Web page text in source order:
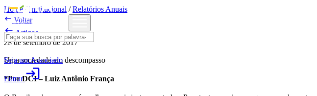
Seja um Associado
Entrarlogin
Home/Institucional /Relatórios Anuais
 Voltar
Artigos
28 de setembro de 2017
Uma sociedade em descompasso
*Por DCI – Luiz Antônio França